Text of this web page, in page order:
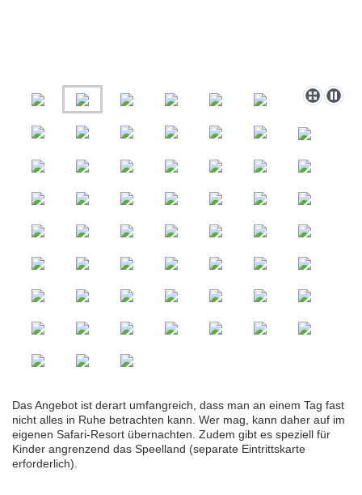
Das Angebot ist derart umfangreich, dass man an einem Tag fast
nicht alles in Ruhe betrachten kann. Wer mag, kann daher auf im
eigenen Safari-Resort übernachten. Zudem gibt es speziell für
Kinder angrenzend das Speelland (separate Eintrittskarte
erforderlich).